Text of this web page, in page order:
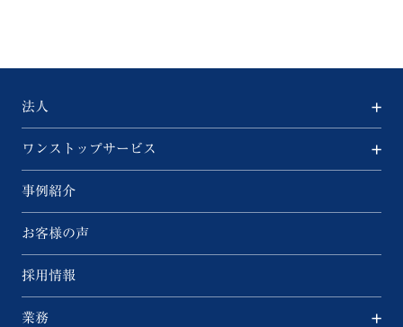
法人
ワンストップサービス
事例紹介
お客様の声
採用情報
業務